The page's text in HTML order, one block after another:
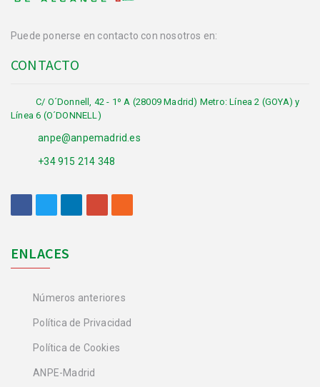
Puede ponerse en contacto con nosotros en:
CONTACTO
C/ O´Donnell, 42 - 1º A (28009 Madrid) Metro: Línea 2 (GOYA) y
Línea 6 (O´DONNELL)
anpe@anpemadrid.es
+34 915 214 348
ENLACES
Números anteriores
Política de Privacidad
Política de Cookies
ANPE-Madrid